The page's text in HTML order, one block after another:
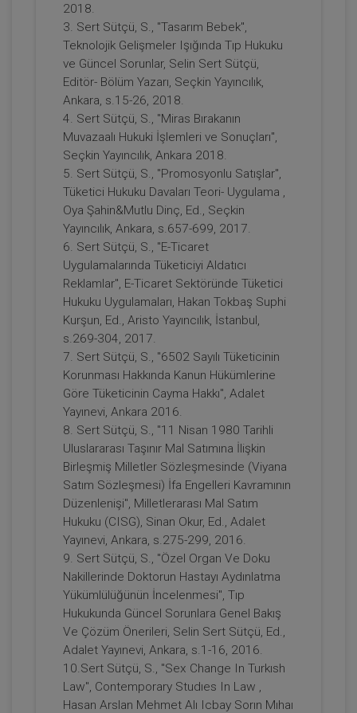
2160
TL
Tüketici Hukuku Enstitüsü
Miras Hukuku - II. Medeni Hukuk
Kongresi - VII. Oturum Video Kaydı
360 TL Sepete Ekle
Tüketici Hukuku Enstitüsü
Medeni Usul Hukuku - II. Medeni Hukuk
Kongresi - VIII. Oturum Video Kaydı
360 TL Sepete Ekle
Tüketici Hukuku Enstitüsü
2018.
3. Sert Sütçü, S., "Tasarım Bebek",
Teknolojik Gelişmeler Işığında Tıp Hukuku
ve Güncel Sorunlar, Selin Sert Sütçü,
Editör- Bölüm Yazarı, Seçkin Yayıncılık,
Ankara, s.15-26, 2018.
4. Sert Sütçü, S., "Miras Bırakanın
Muvazaalı Hukuki İşlemleri ve Sonuçları",
Seçkin Yayıncılık, Ankara 2018.
5. Sert Sütçü, S., "Promosyonlu Satışlar",
Tüketici Hukuku Davaları Teori- Uygulama ,
Oya Şahin&Mutlu Dinç, Ed., Seçkin
Yayıncılık, Ankara, s.657-699, 2017.
6. Sert Sütçü, S., "E-Ticaret
Uygulamalarında Tüketiciyi Aldatıcı
Reklamlar", E-Ticaret Sektöründe Tüketici
Hukuku Uygulamaları, Hakan Tokbaş Suphi
Kurşun, Ed., Aristo Yayıncılık, İstanbul,
s.269-304, 2017.
7. Sert Sütçü, S., "6502 Sayılı Tüketicinin
Korunması Hakkında Kanun Hükümlerine
Göre Tüketicinin Cayma Hakkı", Adalet
Yayınevi, Ankara 2016.
8. Sert Sütçü, S., "11 Nisan 1980 Tarihli
Uluslararası Taşınır Mal Satımına İlişkin
Birleşmiş Milletler Sözleşmesinde (Viyana
Satım Sözleşmesi) İfa Engelleri Kavramının
Düzenlenişi", Milletlerarası Mal Satım
Hukuku (CISG), Sinan Okur, Ed., Adalet
Yayınevi, Ankara, s.275-299, 2016.
9. Sert Sütçü, S., "Özel Organ Ve Doku
Nakillerinde Doktorun Hastayı Aydınlatma
Yükümlülüğünün İncelenmesi", Tıp
Hukukunda Güncel Sorunlara Genel Bakış
Ve Çözüm Önerileri, Selin Sert Sütçü, Ed.,
Adalet Yayınevi, Ankara, s.1-16, 2016.
10.Sert Sütçü, S., "Sex Change In Turkısh
Law", Contemporary Studıes In Law ,
Hasan Arslan Mehmet Alı Icbay Sorın Mıhaı